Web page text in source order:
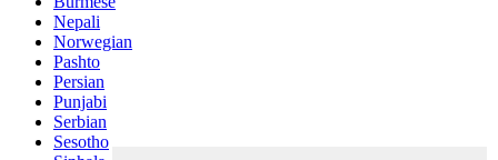
Nepali
Norwegian
Pashto
Persian
Punjabi
Serbian
Sesotho